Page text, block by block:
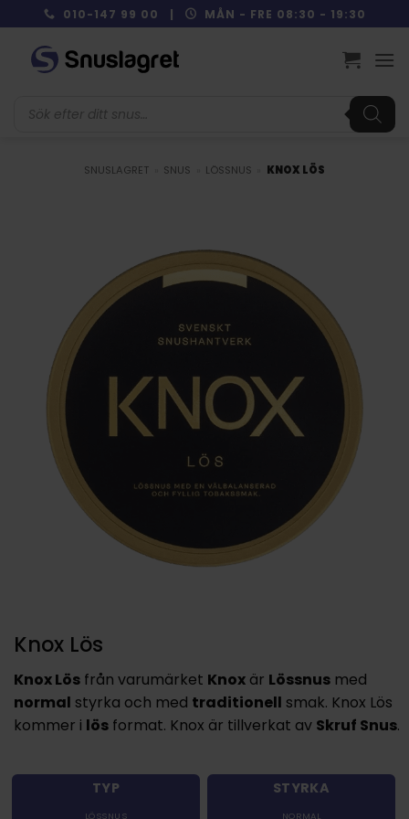
to
content
010-147 99 00 | MÅN - FRE 08:30 - 19:30
SNUSLAGRET SNUS LÖSSNUS KNOX LÖS
Knox Lös
Knox Lös från varumärket Knox är Lössnus med
normal styrka och med traditionell smak. Knox Lös
kommer i lös format. Knox är tillverkat av Skruf Snus.
TYP
LÖSSNUS
STYRKA
NORMAL